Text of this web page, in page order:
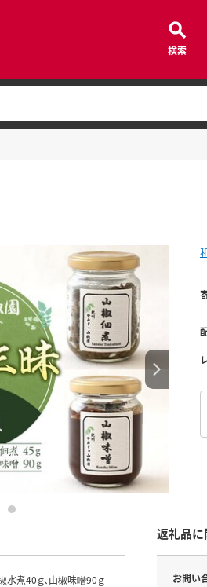
検索
5
水煮40ｇ、山椒味噌90ｇ
返礼品に
お問い